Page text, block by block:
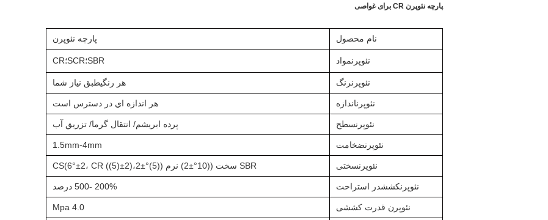
پارچه نئوپرن CR برای غواصی
نام محصول پارچه نئوپرن
نئوپرنمواد SBR؛SCR؛CR
نئوپرنرنگ هر رنگیطبق نیاز شما
نئوپرناندازه هر اندازه اي در دسترس است
نئوپرنسطح پرده ابریشم/ انتقال گرما/ تزریق آب
نئوپرنضخامت 1.5mm-4mm
نئوپرنسختی SBR سخت ((10°± 2) نرم ((5) °±2،CS(6 °±2، CR ((5)±2)
نئوپرنکششدر استراحت 200% -
500 درصد
نئوپرن قدرت کششی
4.0 Mpa